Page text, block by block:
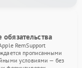
обязательства
RemSupport
прописанными
условиями — без